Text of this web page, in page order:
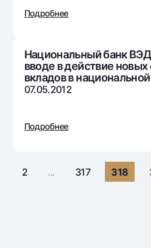
До востребования USD
Золотые слитки от НБУ
Серебряный депозит
UzCard/HUMO
Visa Champion
Mastercard
Зарплатные
Тарифы
Акции
Часто задаваемые
Ищите по сайту
Подробнее
Национальный банк
вводе в действие
вкладов в
07.05.2012
Подробнее
2 ... 317 318